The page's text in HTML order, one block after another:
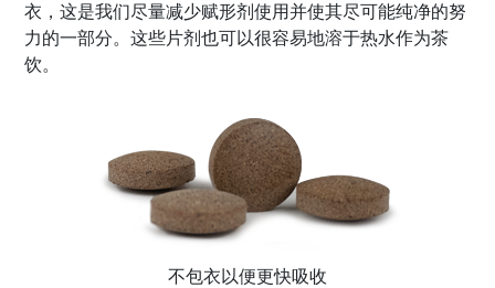
不包衣以便更快吸收
衣，这是我们尽量减少赋形剂使用并使其尽可能纯净的努
力的一部分。这些片剂也可以很容易地溶于热水作为茶
饮。